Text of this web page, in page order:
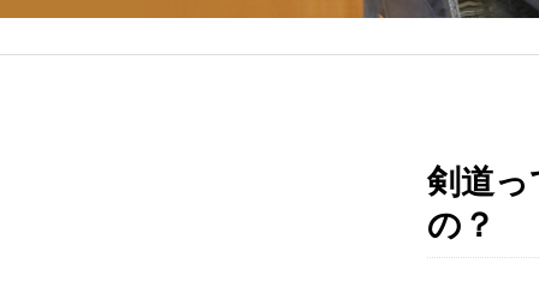
剣道
の？